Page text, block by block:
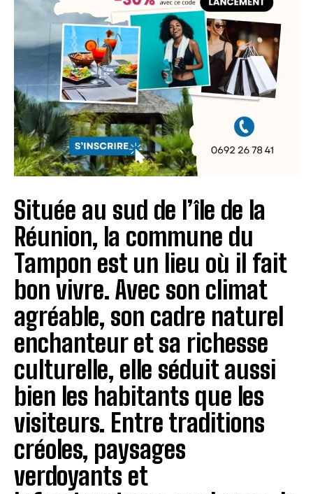
Située au sud de l’île de la
Réunion, la commune du
Tampon est un lieu où il fait
bon vivre. Avec son climat
agréable, son cadre naturel
enchanteur et sa richesse
culturelle, elle séduit aussi
bien les habitants que les
visiteurs. Entre traditions
créoles, paysages
verdoyants et